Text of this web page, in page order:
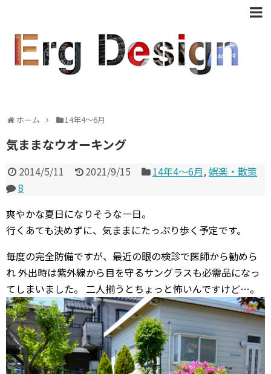
ホーム 14年4〜6月
気ままなウオーキング
2014/5/11 2021/9/15 14年4〜6月,娯楽・散策
8
爽やかな夏日になりそうな一日。
行くあても決めずに、気ままにたっぷり歩く予定です。
毎度の完全防備ですが、最近の眼の検診で医師から勧めら
れ 外出時は紫外線から目を守るサングラスも必需品になっ
てしまいました。 二人揃うとちょっと怖いんですけど…。